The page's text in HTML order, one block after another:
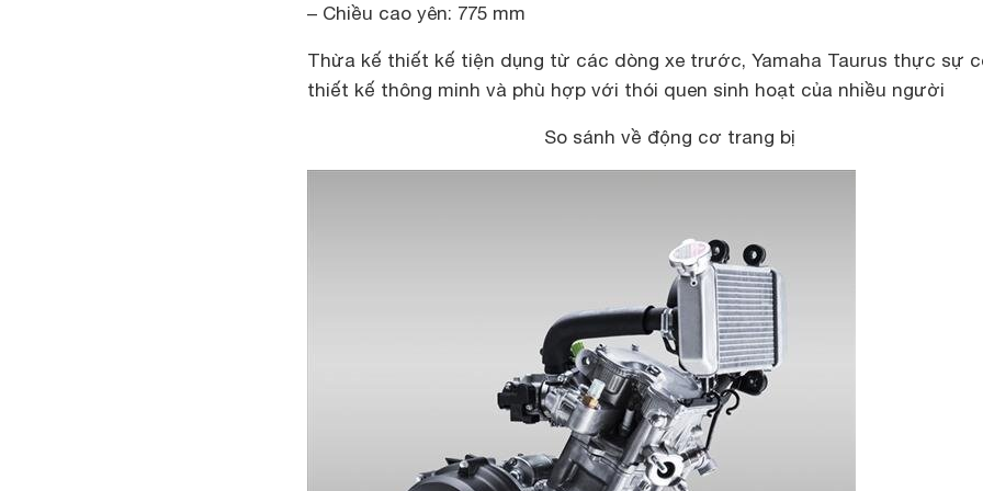
– Chiều cao yên: 775 mm
Thừa kế thiết kế tiện dụng từ các dòng xe trước, Yamaha Taurus thực sự
thiết kế thông minh và phù hợp với thói quen sinh hoạt của nhiều người
So sánh về động cơ trang bị